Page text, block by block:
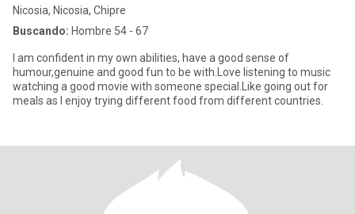
Nicosia, Nicosia, Chipre
Buscando: Hombre 54 - 67
I am confident in my own abilities, have a good sense of
humour,genuine and good fun to be with.Love listening to music
watching a good movie with someone special.Like going out for
meals as l enjoy trying different food from different countries.